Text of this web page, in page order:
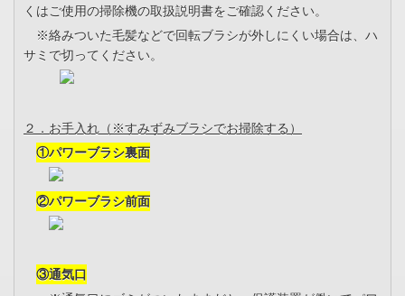
くはご使用の掃除機の取扱説明書をご確認ください。
※絡みついた毛髪などで回転ブラシが外しにくい場合は、ハ
サミで切ってください。
２．お手入れ（※すみずみブラシでお掃除する）
①パワーブラシ裏面
②パワーブラシ前面
③通気口